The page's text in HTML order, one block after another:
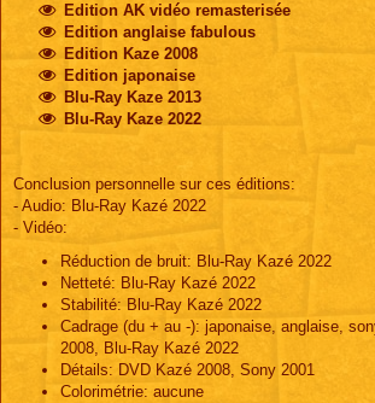
Edition AK vidéo remasterisée
Edition anglaise fabulous
Edition Kaze 2008
Edition japonaise
Blu-Ray Kaze 2013
Blu-Ray Kaze 2022
Conclusion personnelle sur ces éditions:
- Audio: Blu-Ray Kazé 2022
- Vidéo:
Réduction de bruit: Blu-Ray Kazé 2022
Netteté: Blu-Ray Kazé 2022
Stabilité: Blu-Ray Kazé 2022
Cadrage (du + au -): japonaise, anglaise,
2008, Blu-Ray Kazé 2022
Détails: DVD Kazé 2008, Sony 2001
Colorimétrie: aucune